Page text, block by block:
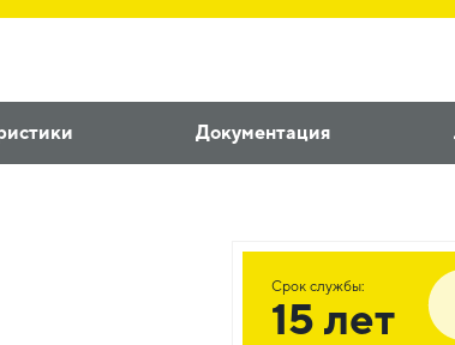
Документация
Срок службы:
15 лет